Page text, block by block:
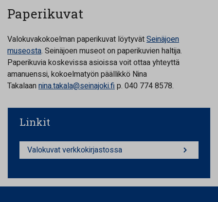
Paperikuvat
Valokuvakokoelman paperikuvat löytyvätSeinäjoen
museosta. Seinäjoen museot on paperikuvien haltija.
Paperikuvia koskevissa asioissa voit ottaa yhteyttä
amanuenssi, kokoelmatyön päällikkö Nina
Takalaannina.takala@seinajoki.fip. 040 774 8578.
Linkit
Valokuvat verkkokirjastossa